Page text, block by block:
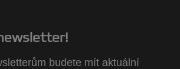
budete mít aktuální